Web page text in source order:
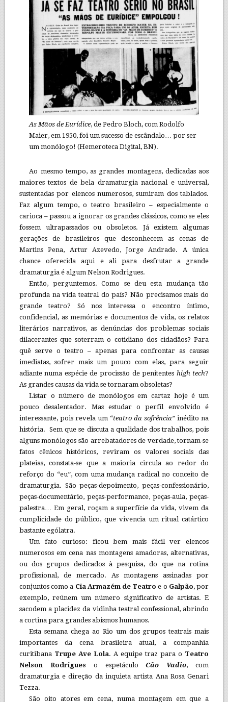
As Mãos de Eurídice, de Pedro Bloch, com Rodolfo
Maier, em 1950, foi um sucesso de escândalo… por ser
um monólogo! (Hemeroteca Digital, BN).
Ao mesmo tempo, as grandes montagens, dedicadas aos
maiores textos de bela dramaturgia nacional e universal,
sustentadas por elencos numerosos, sumiram dos tablados.
Faz algum tempo, o teatro brasileiro – especialmente o
carioca – passou a ignorar os grandes clássicos, como se eles
fossem ultrapassados ou obsoletos. Já existem algumas
gerações de brasileiros que desconhecem as cenas de
Martins Pena, Artur Azevedo, Jorge Andrade. A única
chance oferecida aqui e ali para desfrutar a grande
dramaturgia é algum Nelson Rodrigues.
Então, perguntemos. Como se deu esta mudança tão
profunda na vida teatral do país? Não precisamos mais do
grande teatro? Só nos interessa o encontro íntimo,
confidencial, as memórias e documentos de vida, os relatos
literários narrativos, as denúncias dos problemas sociais
dilacerantes que soterram o cotidiano dos cidadãos? Para
quê serve o teatro – apenas para confrontar as causas
imediatas, sofrer mais um pouco com elas, para seguir
adiante numa espécie de procissão de penitentes high tech?
As grandes causas da vida se tornaram obsoletas?
Listar o número de monólogos em cartaz hoje é um
pouco desalentador. Mas estudar o perfil envolvido é
interessante, pois revela um “teatro da sofrência” inédito na
história. Sem que se discuta a qualidade dos trabalhos, pois
alguns monólogos são arrebatadores de verdade, tornam-se
fatos cênicos históricos, reviram os valores sociais das
plateias, constata-se que a maioria circula ao redor do
reforço do “eu”, com uma mudança radical no conceito de
dramaturgia. São peças-depoimento, peças-confessionário,
peças-documentário, peças-performance, peças-aula, peças-
palestra… Em geral, roçam a superfície da vida, vivem da
cumplicidade do público, que vivencia um ritual catártico
bastante ególatra.
Um fato curioso: ficou bem mais fácil ver elencos
numerosos em cena nas montagens amadoras, alternativas,
ou dos grupos dedicados à pesquisa, do que na rotina
profissional, de mercado. As montagens assinadas por
conjuntos como a Cia Armazém de Teatro e o Galpão, por
exemplo, reúnem um número significativo de artistas. E
sacodem a placidez da vidinha teatral confessional, abrindo
a cortina para grandes abismos humanos.
Esta semana chega ao Rio um dos grupos teatrais mais
importantes da cena brasileira atual, a companhia
curitibana Trupe Ave Lola. A equipe traz para o Teatro
Nelson Rodrigues o espetáculoCão Vadio, com
dramaturgia e direção da inquieta artista Ana Rosa Genari
Tezza.
São oito atores em cena, numa montagem em que a